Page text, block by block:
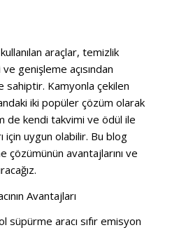
araçlar, temizlik
genişleme açısından
sahiptir. Kamyonla çekilen
iki popüler çözüm olarak
de kendi takvimi ve ödül ile
için uygun olabilir. Bu blog
çözümünün avantajlarını ve
Avantajları
süpürme aracı sıfır emisyon